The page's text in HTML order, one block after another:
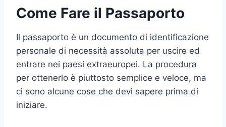
Come Fare il Passaporto
Il passaporto è un documento di identificazione
personale di necessità assoluta per uscire ed
entrare nei paesi extraeuropei. La procedura
per ottenerlo è piuttosto semplice e veloce, ma
ci sono alcune cose che devi sapere prima di
iniziare.